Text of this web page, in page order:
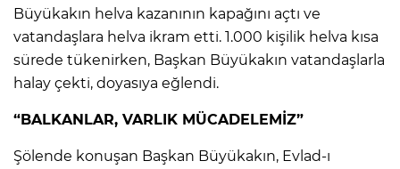
Büyükakın helva kazanının kapağını açtı ve
vatandaşlara helva ikram etti. 1.000 kişilik helva kısa
sürede tükenirken, Başkan Büyükakın vatandaşlarla
halay çekti, doyasıya eğlendi.
“BALKANLAR, VARLIK MÜCADELEMİZ”
Şölende konuşan Başkan Büyükakın, Evlad-ı